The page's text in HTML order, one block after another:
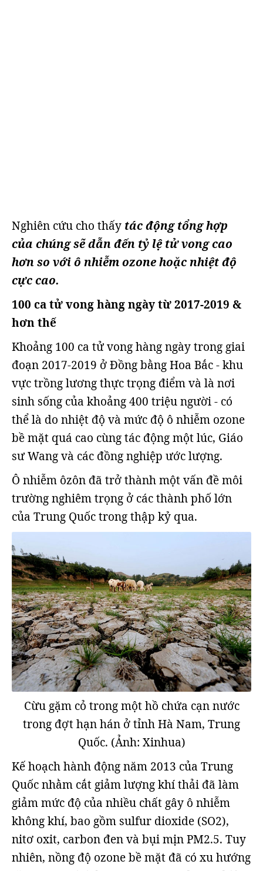
Nghiên cứu cho thấy tác động tổng hợp
của chúng sẽ dẫn đến tỷ lệ tử vong cao
hơn so với ô nhiễm ozone hoặc nhiệt độ
cực cao.
100 ca tử vong hàng ngày từ 2017-2019 &
hơn thế
Khoảng 100 ca tử vong hàng ngày trong giai
đoạn 2017-2019 ở Đồng bằng Hoa Bắc - khu
vực trồng lương thực trọng điểm và là nơi
sinh sống của khoảng 400 triệu người - có
thể là do nhiệt độ và mức độ ô nhiễm ozone
bề mặt quá cao cùng tác động một lúc, Giáo
sư Wang và các đồng nghiệp ước lượng.
Ô nhiễm ôzôn đã trở thành một vấn đề môi
trường nghiêm trọng ở các thành phố lớn
của Trung Quốc trong thập kỷ qua.
Cừu gặm cỏ trong một hồ chứa cạn nước
trong đợt hạn hán ở tỉnh Hà Nam, Trung
Quốc. (Ảnh: Xinhua)
Kế hoạch hành động năm 2013 của Trung
Quốc nhằm cắt giảm lượng khí thải đã làm
giảm mức độ của nhiều chất gây ô nhiễm
không khí, bao gồm sulfur dioxide (SO2),
nitơ oxit, carbon đen và bụi mịn PM2.5. Tuy
nhiên, nồng độ ozone bề mặt đã có xu hướng